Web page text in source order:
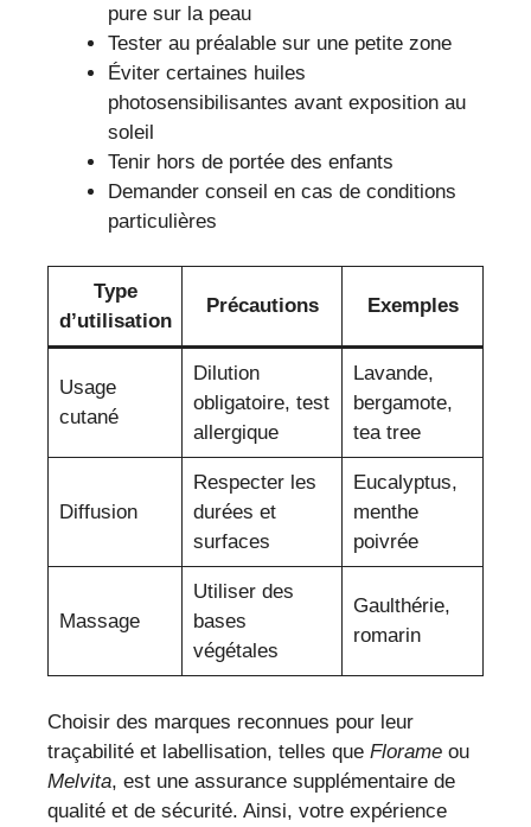
pure sur la peau
Tester au préalable sur une petite zone
Éviter certaines huiles
photosensibilisantes avant exposition au
soleil
Tenir hors de portée des enfants
Demander conseil en cas de conditions
particulières
Type
d’utilisation
Précautions Exemples
Usage
cutané
Dilution
obligatoire, test
allergique
Lavande,
bergamote,
tea tree
Diffusion
Respecter les
durées et
surfaces
Eucalyptus,
menthe
poivrée
Massage
Utiliser des
bases
végétales
Gaulthérie,
romarin
Choisir des marques reconnues pour leur
traçabilité et labellisation, telles que Florame ou
Melvita, est une assurance supplémentaire de
qualité et de sécurité. Ainsi, votre expérience